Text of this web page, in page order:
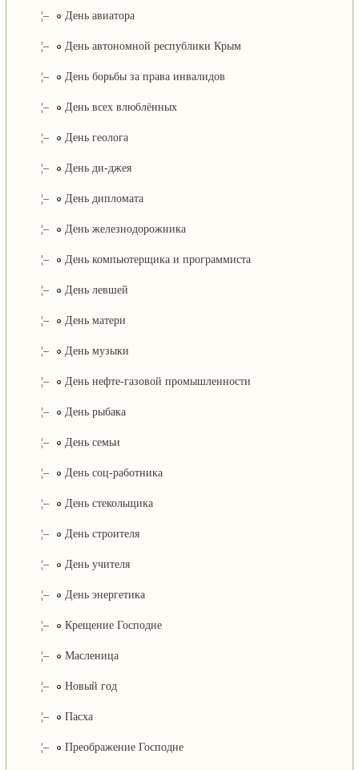
¦– День авиатора
¦– День автономной республики Крым
¦– День борьбы за права инвалидов
¦– День всех влюблённых
¦– День геолога
¦– День ди-джея
¦– День дипломата
¦– День железнодорожника
¦– День компьютерщика и программиста
¦– День левшей
¦– День матери
¦– День музыки
¦– День нефте-газовой промышленности
¦– День рыбака
¦– День семьи
¦– День соц-работника
¦– День стекольщика
¦– День строителя
¦– День учителя
¦– День энергетика
¦– Крещение Господне
¦– Масленица
¦– Новый год
¦– Пасха
¦– Преображение Господне